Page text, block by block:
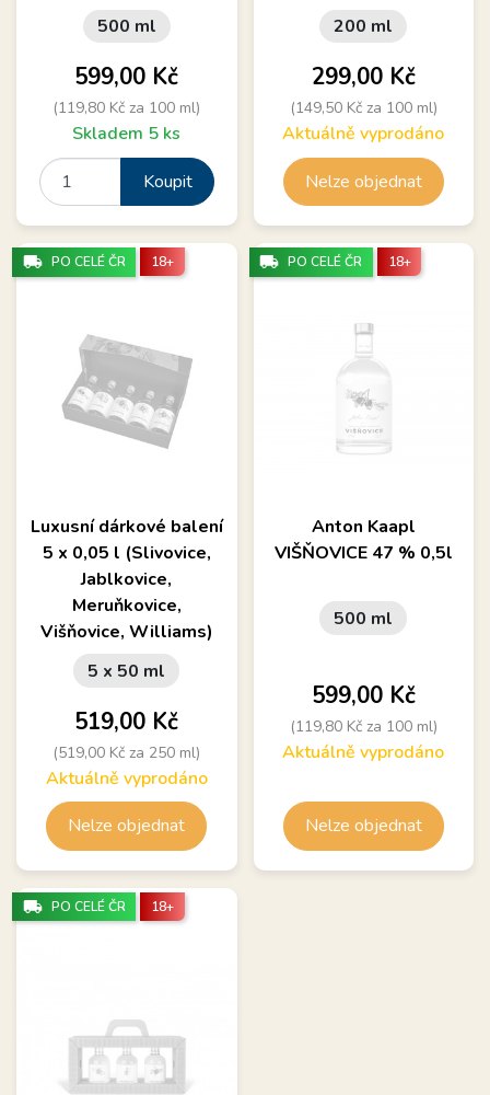
500 ml
Cena
599,00 Kč
(119,80 Kč za 100 ml)
Skladem 5 ks
Koupit
200 ml
Cena
299,00 Kč
(149,50 Kč za 100 ml)
Aktuálně vyprodáno
Nelze objednat
Luxusní dárkové balení
5 x 0,05 l (Slivovice,
Jablkovice,
Meruňkovice,
Višňovice, Williams)
5 x 50 ml
Cena
519,00 Kč
(519,00 Kč za 250 ml)
Aktuálně vyprodáno
Nelze objednat
local_shipping PO CELÉ ČR 18+
Anton Kaapl
VIŠŇOVICE 47 % 0,5l
500 ml
Cena
599,00 Kč
(119,80 Kč za 100 ml)
Aktuálně vyprodáno
Nelze objednat
local_shipping PO CELÉ ČR 18+
local_shipping PO CELÉ ČR 18+